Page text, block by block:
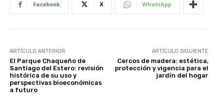
Facebook X WhatsApp
ARTÍCULO ANTERIOR
El Parque Chaqueño de
Santiago del Estero: revisión
histórica de su uso y
perspectivas bioeconómicas
a futuro
ARTÍCULO SIGUIENTE
Cercos de madera: estética,
protección y vigencia para el
jardín del hogar